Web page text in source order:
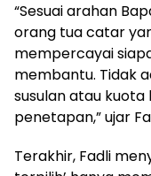
“Sesuai arahan
orang tua catar
mempercayai
membantu. Tidak
susulan atau
penetapan,” ujar
Terakhir, Fadli